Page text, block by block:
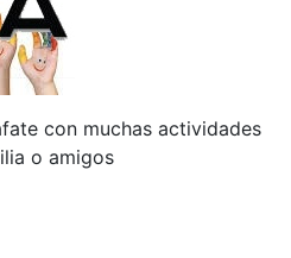
con muchas actividades
o amigos